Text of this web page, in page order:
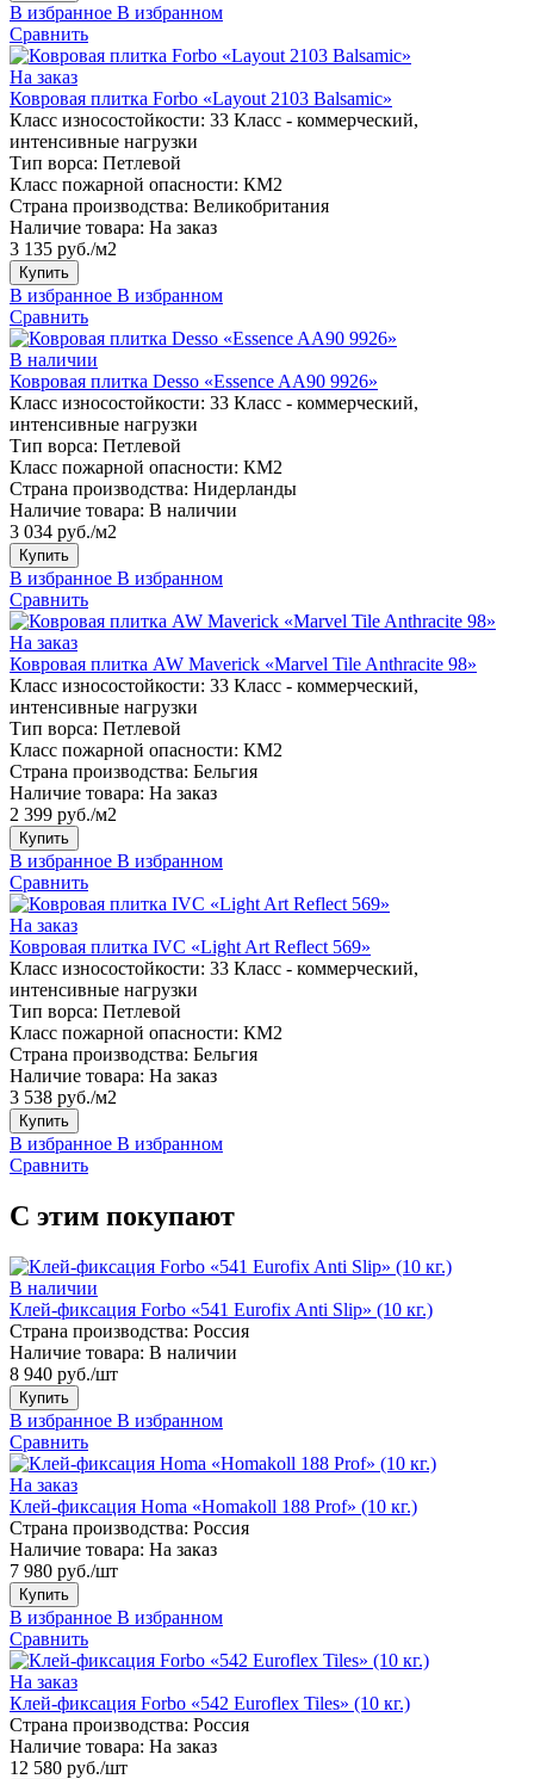
В избранное В избранном
Сравнить
На заказ
Ковровая плитка Forbo «Layout 2103 Balsamic»
Класс износостойкости: 33 Класс - коммерческий,
интенсивные нагрузки
Тип ворса: Петлевой
Класс пожарной опасности: КМ2
Страна производства: Великобритания
Наличие товара: На заказ
3 135 руб./м2
Купить
В избранное В избранном
Сравнить
В наличии
Ковровая плитка Desso «Essence AA90 9926»
Класс износостойкости: 33 Класс - коммерческий,
интенсивные нагрузки
Тип ворса: Петлевой
Класс пожарной опасности: КМ2
Страна производства: Нидерланды
Наличие товара: В наличии
3 034 руб./м2
Купить
В избранное В избранном
Сравнить
На заказ
Ковровая плитка AW Maverick «Marvel Tile Anthracite 98»
Класс износостойкости: 33 Класс - коммерческий,
интенсивные нагрузки
Тип ворса: Петлевой
Класс пожарной опасности: КМ2
Страна производства: Бельгия
Наличие товара: На заказ
2 399 руб./м2
Купить
В избранное В избранном
Сравнить
На заказ
Ковровая плитка IVC «Light Art Reflect 569»
Класс износостойкости: 33 Класс - коммерческий,
интенсивные нагрузки
Тип ворса: Петлевой
Класс пожарной опасности: КМ2
Страна производства: Бельгия
Наличие товара: На заказ
3 538 руб./м2
Купить
В избранное В избранном
Сравнить
С этим покупают
В наличии
Клей-фиксация Forbo «541 Eurofix Anti Slip» (10 кг.)
Страна производства: Россия
Наличие товара: В наличии
8 940 руб./шт
Купить
В избранное В избранном
Сравнить
На заказ
Клей-фиксация Homa «Homakoll 188 Prof» (10 кг.)
Страна производства: Россия
Наличие товара: На заказ
7 980 руб./шт
Купить
В избранное В избранном
Сравнить
На заказ
Клей-фиксация Forbo «542 Euroflex Tiles» (10 кг.)
Страна производства: Россия
Наличие товара: На заказ
12 580 руб./шт